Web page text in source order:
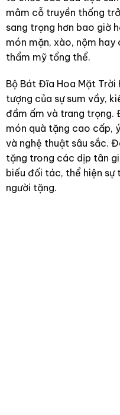
mâm cỗ truyền thống
sang trọng hơn bao giờ
món mặn, xào, nộm
thẩm mỹ tổng thể.
Bộ Bát Đĩa Hoa Mặt Trời
tượng của sự sum vầy,
đầm ấm và trang trọng.
món quà tặng cao cấp,
và nghệ thuật sâu sắc.
tặng trong các dịp tân
biếu đối tác, thể hiện sự
người tặng.